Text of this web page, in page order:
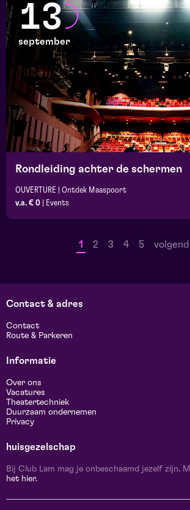
13
september
Rondleiding achter de schermen
OUVERTURE | Ontdek Maaspoort
v.a. € 0
Events
1 2 3 4 5
Contact & adres
Contact
Route & Parkeren
Informatie
Over ons
Vacatures
Theatertechniek
Duurzaam ondernemen
Privacy
huisgezelschap
Bij Club Lam mag je onbeschaamd jezelf zijn.
het hier.